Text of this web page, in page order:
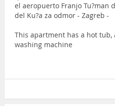
el aeropuerto Franjo Tu?man
del Ku?a za odmor - Zagreb -
This apartment has a hot
washing machine